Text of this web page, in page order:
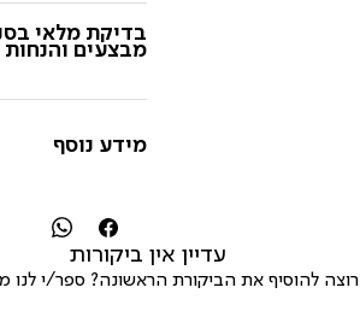
בדיקת מלאי
מבצעים והנחות
מידע נוסף
עדיין אין ביקורות
רוצה להוסיף את הביקורת הראשונה? ספר/י לנו